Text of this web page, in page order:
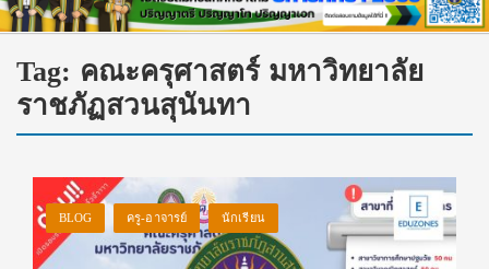
Tag: คณะครุศาสตร์ มหาวิทยาลัย
ราชภัฏสวนสุนันทา
BLOG ครู-อาจารย์ นักเรียน